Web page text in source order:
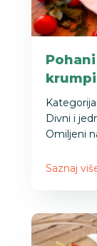
Kategorija
Divni i
Omiljeni
Saznaj